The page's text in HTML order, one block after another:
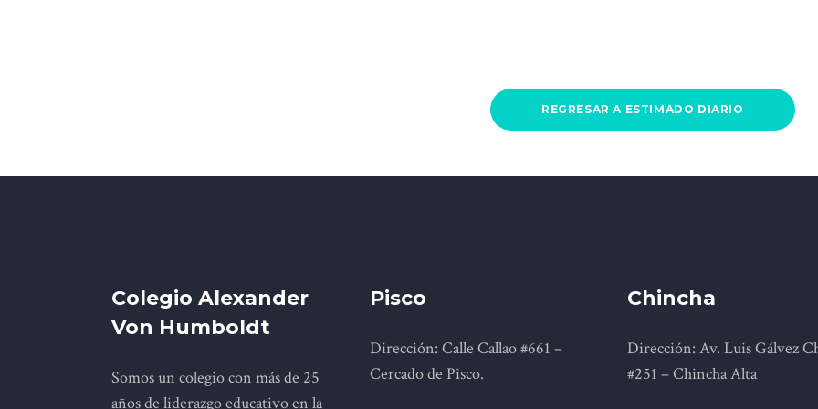
REGRESAR A ESTIMADO DIARIO
Colegio Alexander
Von Humboldt
Somos un colegio con más de 25
años de liderazgo educativo en la
Pisco
Dirección: Calle Callao #661 –
Cercado de Pisco.
Chincha
Dirección: Av. Luis Gálvez
#251 – Chincha Alta